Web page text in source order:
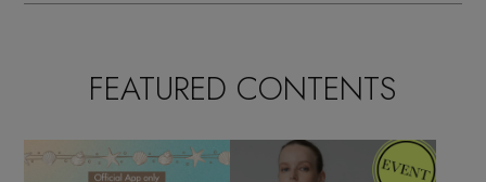
FEATURED CONTENTS